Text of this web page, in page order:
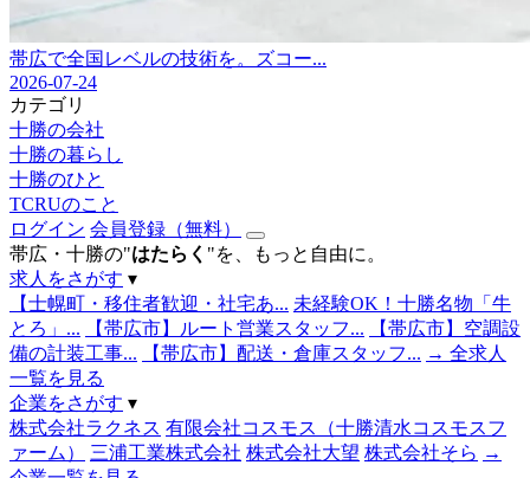
帯広で全国レベルの技術を。ズコー...
2026-07-24
カテゴリ
十勝の会社
十勝の暮らし
十勝のひと
TCRUのこと
ログイン 会員登録（無料）
帯広・十勝の"はたらく "を、もっと自由に。
求人をさがす ▾
【士幌町・移住者歓迎・社宅あ... 未経験OK！十勝名物「牛
とろ」...
【帯広市】ルート営業スタッフ...
【帯広市】空調設
備の計装工事...
【帯広市】配送・倉庫スタッフ... → 全求人
一覧を見る
企業をさがす ▾
株式会社ラクネス 有限会社コスモス（十勝清水コスモスフ
ァーム）
三浦工業株式会社 株式会社大望 株式会社そら →